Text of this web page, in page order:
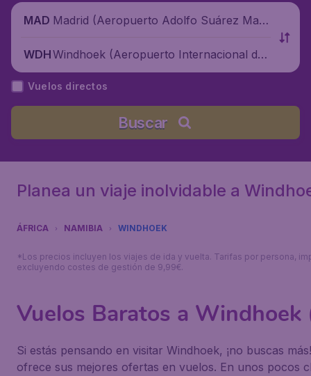
MAD Madrid (Aeropuerto Adolfo Suárez Madr
WDHWindhoek (Aeropuerto Internacional de
Windhoek Hosea Kutako), Namibia
Vuelos directos
Buscar
Planea un viaje inolvidable a
ÁFRICA NAMIBIA WINDHOEK
*Los precios incluyen los viajes de ida y vuelta. Tarifas por persona,
excluyendo costes de gestión de 9,99€.
Vuelos Baratos a
Si estás pensando en visitar Windhoek, ¡no buscas
ofrece sus mejores ofertas en vuelos. En unos pocos